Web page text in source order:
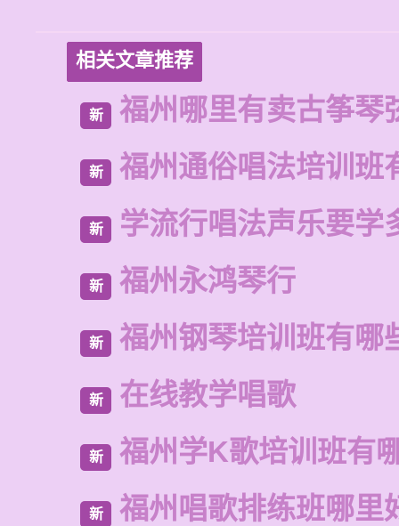
相关文章推荐
新 福州哪里有卖古筝琴
新 福州通俗唱法培训班
新 学流行唱法声乐要学
新 福州永鸿琴行
新 福州钢琴培训班有哪
新 在线教学唱歌
新 福州学K歌培训班有
新 福州唱歌排练班哪里